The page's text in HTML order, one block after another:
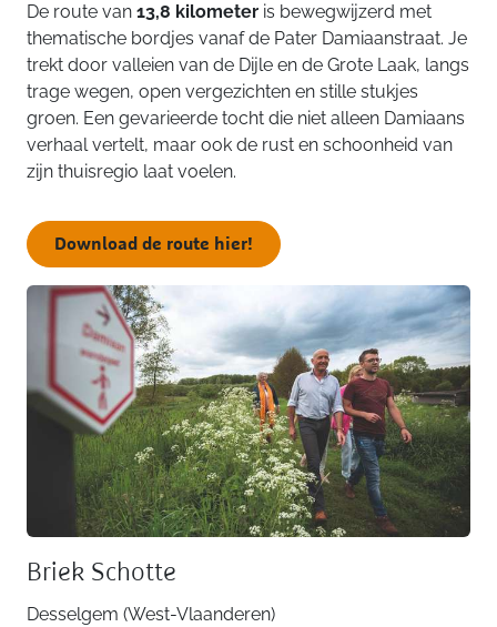
De route van 13,8 kilometer is bewegwijzerd met
thematische bordjes vanaf de Pater Damiaanstraat. Je
trekt door valleien van de Dijle en de Grote Laak, langs
trage wegen, open vergezichten en stille stukjes
groen. Een gevarieerde tocht die niet alleen Damiaans
verhaal vertelt, maar ook de rust en schoonheid van
zijn thuisregio laat voelen.
Download de route hier!
Briek Schotte
Desselgem (West-Vlaanderen)